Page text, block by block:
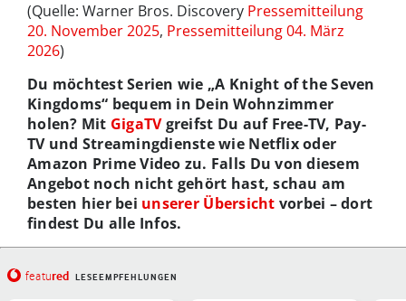
(Quelle: Warner Bros. Discovery Pressemitteilung
20. November 2025, Pressemitteilung 04. März
2026)
Du möchtest Serien wie „A Knight of the Seven
Kingdoms“ bequem in Dein Wohnzimmer
holen? Mit GigaTVgreifst Du auf Free-TV, Pay-
TV und Streamingdienste wie Netflix oder
Amazon Prime Video zu. Falls Du von diesem
Angebot noch nicht gehört hast, schau am
besten hier bei unserer Übersicht vorbei – dort
findest Du alle Infos.
featured LESEEMPFEHLUNGEN